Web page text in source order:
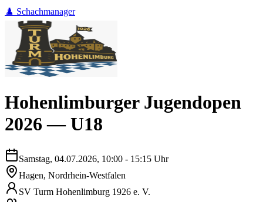
♟️ Schachmanager
Hohenlimburger Jugendopen
2026 — U18
Samstag, 04.07.2026, 10:00 - 15:15 Uhr
Hagen, Nordrhein-Westfalen
SV Turm Hohenlimburg 1926 e. V.